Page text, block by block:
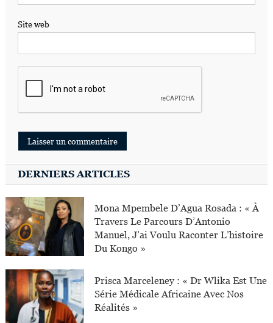
Site web
DERNIERS ARTICLES
Mona Mpembele D’Agua Rosada : « À
Travers Le Parcours D’Antonio
Manuel, J’ai Voulu Raconter L’histoire
Du Kongo »
Prisca Marceleney : « Dr Wlika Est Une
Série Médicale Africaine Avec Nos
Réalités »